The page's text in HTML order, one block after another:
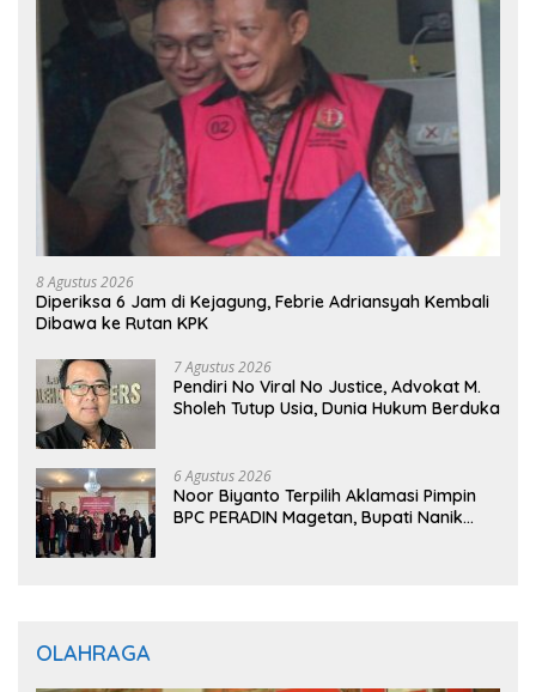
8 Agustus 2026
Diperiksa 6 Jam di Kejagung, Febrie Adriansyah Kembali
Dibawa ke Rutan KPK
7 Agustus 2026
Pendiri No Viral No Justice, Advokat M.
Sholeh Tutup Usia, Dunia Hukum Berduka
6 Agustus 2026
Noor Biyanto Terpilih Aklamasi Pimpin
BPC PERADIN Magetan, Bupati Nanik
OLAHRAGA